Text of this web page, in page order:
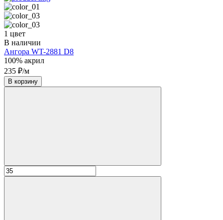
1 цвет
В наличии
Ангора WT-2881 D8
100% акрил
235 ₽/м
В корзину